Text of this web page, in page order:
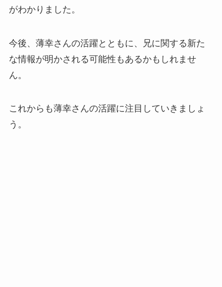
がわかりました。
今後、薄幸さんの活躍とともに、兄に関する新た
な情報が明かされる可能性もあるかもしれませ
ん。
これからも薄幸さんの活躍に注目していきましょ
う。